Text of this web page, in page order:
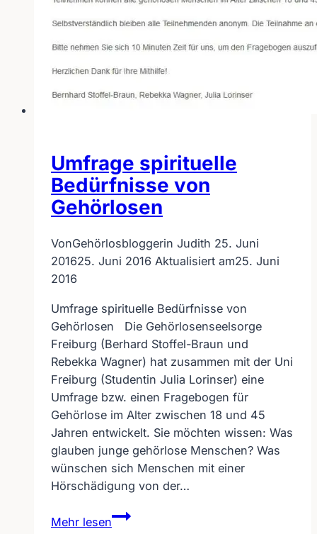
Umfrage spirituelle
Bedürfnisse von
Gehörlosen
VonGehörlosbloggerin Judith 25. Juni
201625. Juni 2016 Aktualisiert am25. Juni
2016
Umfrage spirituelle Bedürfnisse von
Gehörlosen Die Gehörlosenseelsorge
Freiburg (Berhard Stoffel-Braun und
Rebekka Wagner) hat zusammen mit der Uni
Freiburg (Studentin Julia Lorinser) eine
Umfrage bzw. einen Fragebogen für
Gehörlose im Alter zwischen 18 und 45
Jahren entwickelt. Sie möchten wissen: Was
glauben junge gehörlose Menschen? Was
wünschen sich Menschen mit einer
Hörschädigung von der…
Mehr lesen
Umfrage